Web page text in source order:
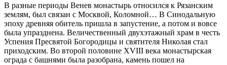
В разные периоды Венев монастырь относился к Рязанским
землям, был связан с Москвой, Коломной… В Синодальную
эпоху древняя обитель пришла в запустение, а потом и вовсе
была упразднена. Величественный двухэтажный храм в честь
Успения Пресвятой Богородицы и святителя Николая стал
приходским. Во второй половине ХVIII века монастырская
ограда с башнями была разобрана, камень пошел на